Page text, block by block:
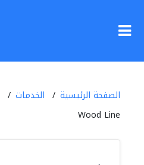
الصفحة الرئيسية الخدمات
Wood Line